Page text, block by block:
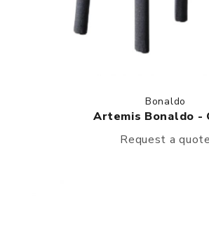
Bonaldo
Artemis Bonaldo -
Request a quote